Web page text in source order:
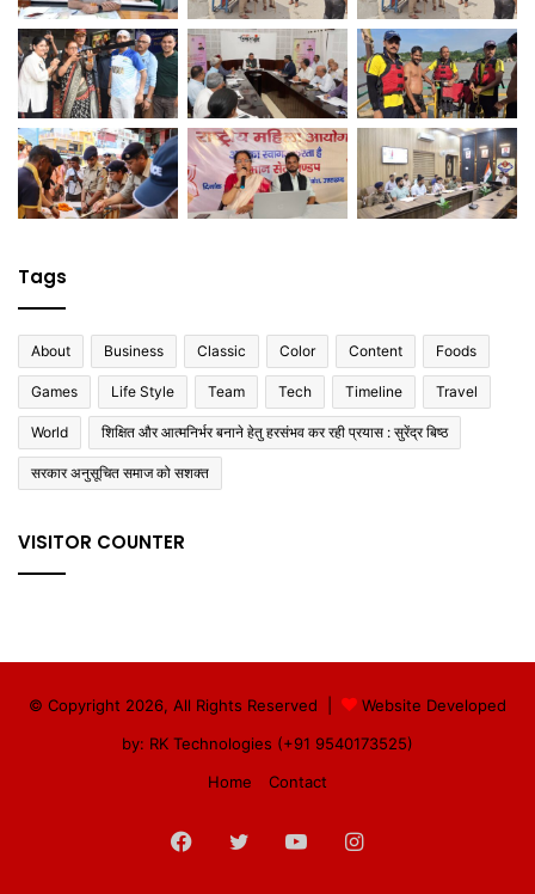
Tags
About Business Classic Color Content Foods
Games Life Style Team Tech Timeline Travel
World शिक्षित और आत्मनिर्भर बनाने हेतु हरसंभव कर रही प्रयास : सुरेंद्र बिष्ठ
सरकार अनुसूचित समाज को सशक्त
VISITOR COUNTER
© Copyright 2026, All Rights Reserved |
Website Developed
by: RK Technologies (+91 9540173525)
Home
Contact
Facebook
TwitterYouTubeInstagram